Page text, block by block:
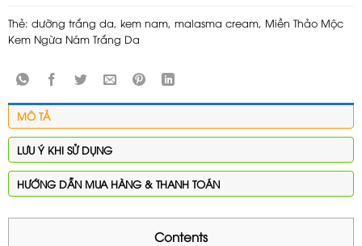
Thẻ: dưỡng trắng da, kem nam, malasma cream, Miền Thảo Mộc
Kem Ngừa Nám Trắng Da
MÔ TẢ
LƯU Ý KHI SỬ DỤNG
HƯỚNG DẪN MUA HÀNG & THANH TOÁN
Contents